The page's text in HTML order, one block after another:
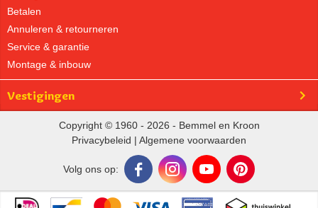
Betalen
Annuleren & retourneren
Service & garantie
Montage & inbouw
Vestigingen
Copyright © 1960 - 2026 - Bemmel en Kroon
Privacybeleid | Algemene voorwaarden
Volg ons op: